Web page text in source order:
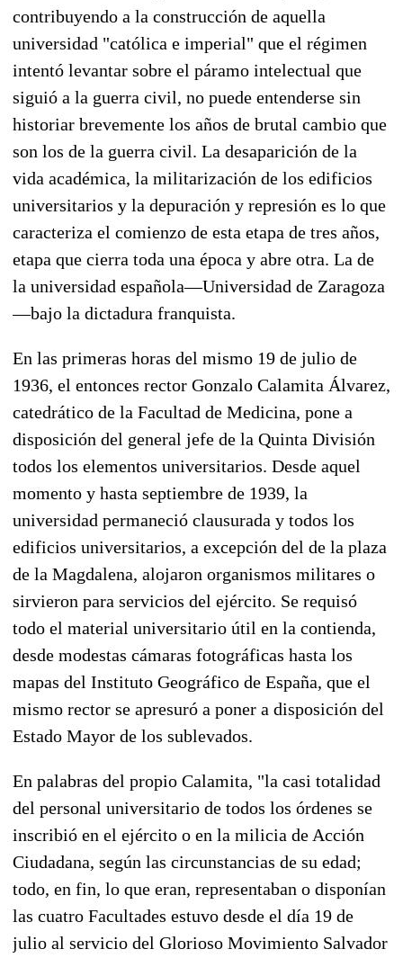
contribuyendo a la construcción de aquella
universidad "católica e imperial" que el régimen
intentó levantar sobre el páramo intelectual que
siguió a la guerra civil, no puede entenderse sin
historiar brevemente los años de brutal cambio que
son los de la guerra civil. La desaparición de la
vida académica, la militarización de los edificios
universitarios y la depuración y represión es lo que
caracteriza el comienzo de esta etapa de tres años,
etapa que cierra toda una época y abre otra. La de
la universidad española—Universidad de Zaragoza
—bajo la dictadura franquista.
En las primeras horas del mismo 19 de julio de
1936, el entonces rector Gonzalo Calamita Álvarez,
catedrático de la Facultad de Medicina, pone a
disposición del general jefe de la Quinta División
todos los elementos universitarios. Desde aquel
momento y hasta septiembre de 1939, la
universidad permaneció clausurada y todos los
edificios universitarios, a excepción del de la plaza
de la Magdalena, alojaron organismos militares o
sirvieron para servicios del ejército. Se requisó
todo el material universitario útil en la contienda,
desde modestas cámaras fotográficas hasta los
mapas del Instituto Geográfico de España, que el
mismo rector se apresuró a poner a disposición del
Estado Mayor de los sublevados.
En palabras del propio Calamita, "la casi totalidad
del personal universitario de todos los órdenes se
inscribió en el ejército o en la milicia de Acción
Ciudadana, según las circunstancias de su edad;
todo, en fin, lo que eran, representaban o disponían
las cuatro Facultades estuvo desde el día 19 de
julio al servicio del Glorioso Movimiento Salvador